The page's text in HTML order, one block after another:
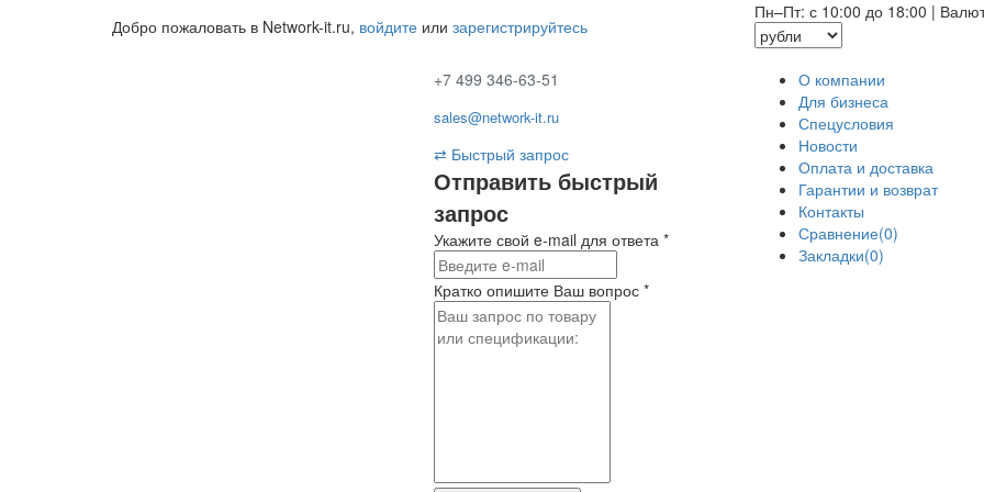
Добро пожаловать в Network-it.ru, войдите или зарегистрируйтесь
Пн–Пт: с 10:00 до 18:00 |
О компании
Для бизнеса
Спецусловия
Новости
Оплата и доставка
Гарантии и возврат
Контакты
Сравнение(0)
Закладки(0)
+7 499 346-63-51
sales@network-it.ru
⇄ Быстрый запрос
Отправить быстрый
запрос
Укажите свой e-mail для ответа *
Кратко опишите Ваш вопрос *